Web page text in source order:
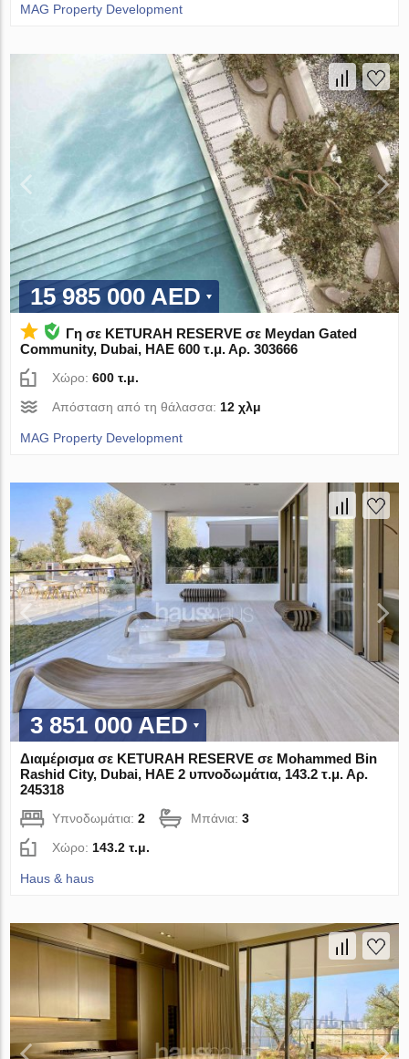
MAG Property Development
15 985 000 AED
Γη σε KETURAH RESERVE σε Meydan Gated
Community, Dubai, ΗΑΕ 600 τ.μ. Αρ. 303666
Χώρο:600 τ.μ.
Απόσταση από τη θάλασσα: 12 χλμ
MAG Property Development
3 851 000 AED
Διαμέρισμα σε KETURAH RESERVE σε Mohammed Bin
Rashid City, Dubai, ΗΑΕ 2 υπνοδωμάτια, 143.2 τ.μ. Αρ.
245318
Υπνοδωμάτια:2 Μπάνια:3
Χώρο: 143.2 τ.μ.
Haus & haus